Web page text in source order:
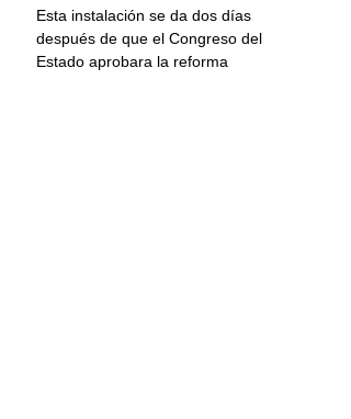
Esta instalación se da dos días
después de que el Congreso del
Estado aprobara la reforma